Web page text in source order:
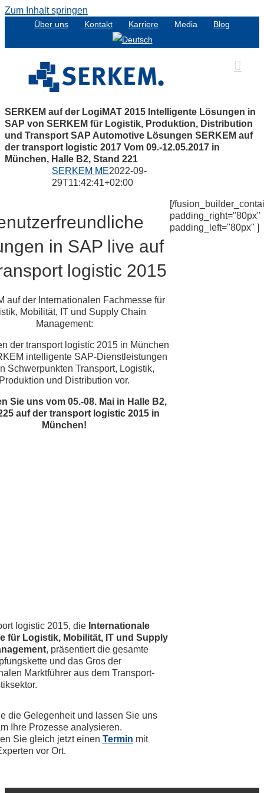
Zum Inhalt springen
Über uns Kontakt Karriere Media Blog
SERKEM auf der LogiMAT 2015 Intelligente Lösungen in
SAP von SERKEM für Logistik, Produktion, Distribution
und Transport SAP Automotive Lösungen SERKEM auf
der transport logistic 2017 Vom 09.-12.05.2017 in
München, Halle B2, Stand 221
SERKEM ME2022-09-
29T11:42:41+02:00
in SAP live auf
logistic 2015
auf der Internationalen Fachmesse für
Mobilität, IT und Supply Chain
Management:
der transport logistic 2015 in München
intelligente SAP-Dienstleistungen
Schwerpunkten Transport, Logistik,
und Distribution vor.
Sie uns vom 05.-08. Mai in Halle B2,
auf der transport logistic 2015 in
München!
logistic 2015, die Internationale
für Logistik, Mobilität, IT und Supply
, präsentiert die gesamte
und das Gros der
Marktführer aus dem Transport-
die Gelegenheit und lassen Sie uns
Ihre Prozesse analysieren.
Sie gleich jetzt einen Termin mit
vor Ort.
[/
padding_right="80px"
padding_left="80px" ]